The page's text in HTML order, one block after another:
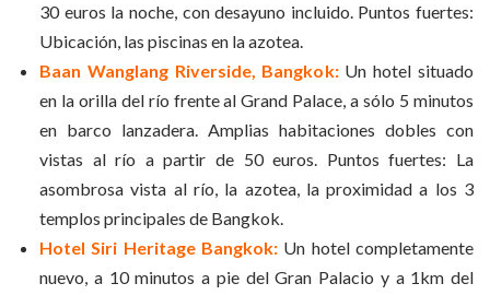
30 euros la noche, con desayuno incluido. Puntos fuertes:
Ubicación, las piscinas en la azotea.
Baan Wanglang Riverside, Bangkok:Un hotel situado
en la orilla del río frente al Grand Palace, a sólo 5 minutos
en barco lanzadera. Amplias habitaciones dobles con
vistas al río a partir de 50 euros. Puntos fuertes: La
asombrosa vista al río, la azotea, la proximidad a los 3
templos principales de Bangkok.
Hotel Siri Heritage Bangkok: Un hotel completamente
nuevo, a 10 minutos a pie del Gran Palacio y a 1km del